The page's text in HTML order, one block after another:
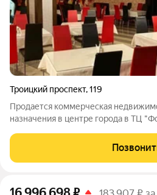
Троицкий проспект,119
Продается коммерческая
назначения в центре города в ТЦ
оборудование и мебель остаются и
Большой центральный зал, два